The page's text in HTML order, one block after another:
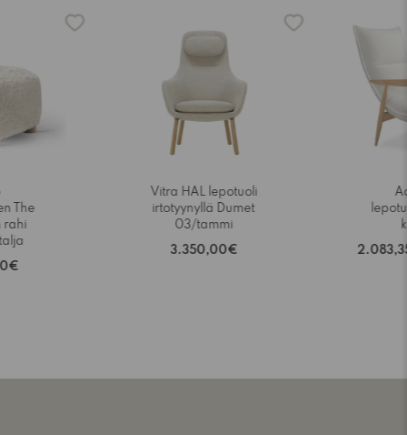
The
rahi
Vitra HAL lepotuoli
irtotyynyllä Dumet
03/tammi
3.350,00€